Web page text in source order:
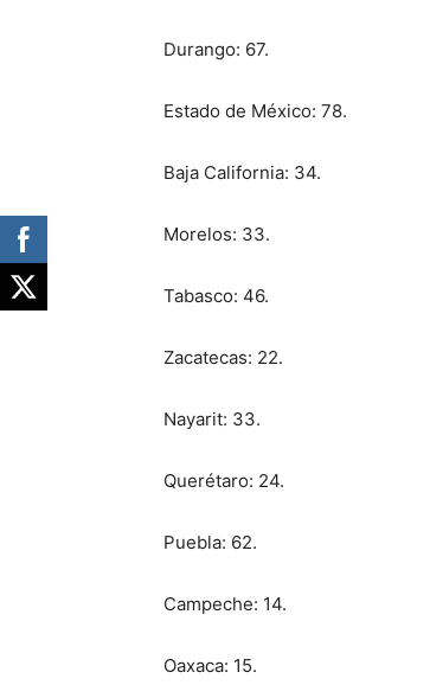
Durango: 67.
Estado de México: 78.
Baja California: 34.
Morelos: 33.
Tabasco: 46.
Zacatecas: 22.
Nayarit: 33.
Querétaro: 24.
Puebla: 62.
Campeche: 14.
Oaxaca: 15.